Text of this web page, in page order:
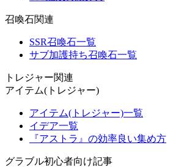
召喚石関連
SSR召喚石一覧
サブ加護持ち召喚石一覧
トレジャー関連
アイテム(トレジャー)
アイテム(トレジャー)一覧
イデア一覧
『アストラ』の効率良い集め方
グラブル初心者向け記事